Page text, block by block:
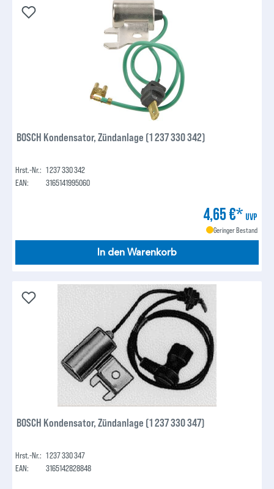
BOSCH Kondensator, Zündanlage (1 237 330 342)
Hrst.-Nr.: 1 237 330 342
EAN:
3165141995060
4,65 €* UVP
Geringer Bestand
In den Warenkorb
BOSCH Kondensator, Zündanlage (1 237 330 347)
Hrst.-Nr.: 1 237 330 347
EAN:
3165142828848